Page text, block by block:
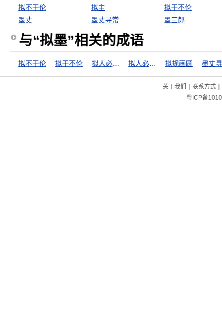
拟不于伦 拟主
拟于不伦
墨丈
墨丈寻常 墨三郎
与“拟墨”相关的成语
拟不于伦 拟于不伦 拟规画圆 墨丈
关于我们 | 联系方式|
粤ICP备